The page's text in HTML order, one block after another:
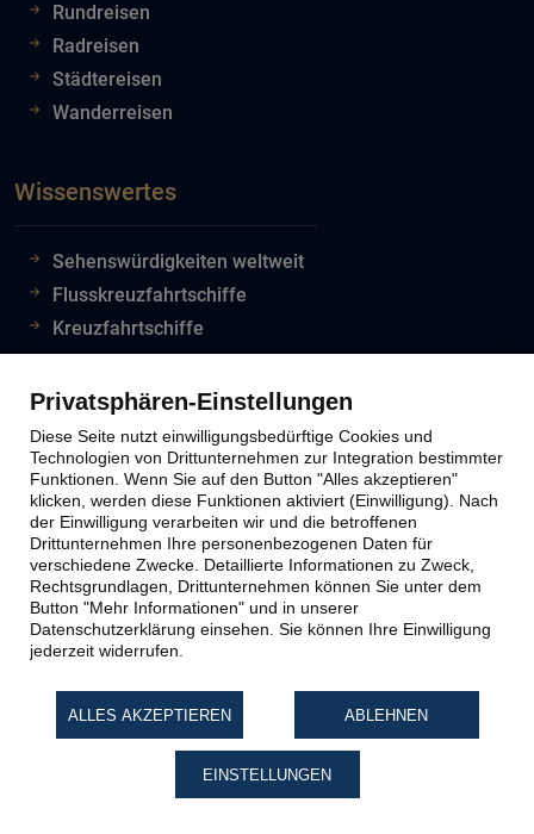
Rundreisen
Radreisen
Städtereisen
Wanderreisen
Wissenswertes
Sehenswürdigkeiten weltweit
Flusskreuzfahrtschiffe
Kreuzfahrtschiffe
Flughafeninformationen
Reiseinfos Auswertiges Amt
Lion Tours Reise Blog
Lion Tours Kontakt
Kontaktinfos
Unternehmen
Reiseabwicklung
Impressum
Datenschutz
Widerruf Reiseversicherung
Privatsphären-Einstellungen
Diese Seite nutzt einwilligungsbedürftige Cookies und
Technologien von Drittunternehmen zur Integration bestimmter
Funktionen. Wenn Sie auf den Button "Alles akzeptieren"
klicken, werden diese Funktionen aktiviert (Einwilligung). Nach
der Einwilligung verarbeiten wir und die betroffenen
Drittunternehmen Ihre personenbezogenen Daten für
verschiedene Zwecke. Detaillierte Informationen zu Zweck,
Rechtsgrundlagen, Drittunternehmen können Sie unter dem
Button "Mehr Informationen" und in unserer
Datenschutzerklärung einsehen. Sie können Ihre Einwilligung
jederzeit widerrufen.
ALLES AKZEPTIEREN ABLEHNEN
EINSTELLUNGEN